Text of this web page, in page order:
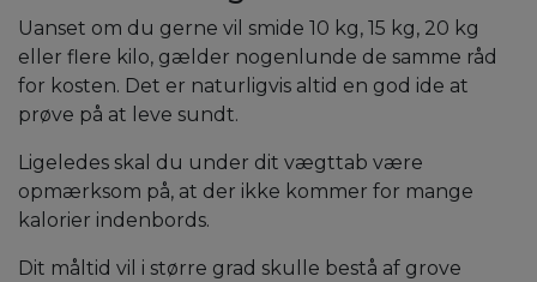
Uanset om du gerne vil smide 10 kg, 15 kg, 20 kg
eller flere kilo, gælder nogenlunde de samme råd
for kosten. Det er naturligvis altid en god ide at
prøve på at leve sundt.
Ligeledes skal du under dit vægttab være
opmærksom på, at der ikke kommer for mange
kalorier indenbords.
Dit måltid vil i større grad skulle bestå af grove